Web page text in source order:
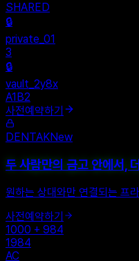
🔒
Personal
+
New Vault
SHARED
🔒
private_01
3
🔒
vault_2y8x
사전예약하기
DENTAKNew
두 사람만의 금고 안에서,
원하는 상대와만 연결되는 프라